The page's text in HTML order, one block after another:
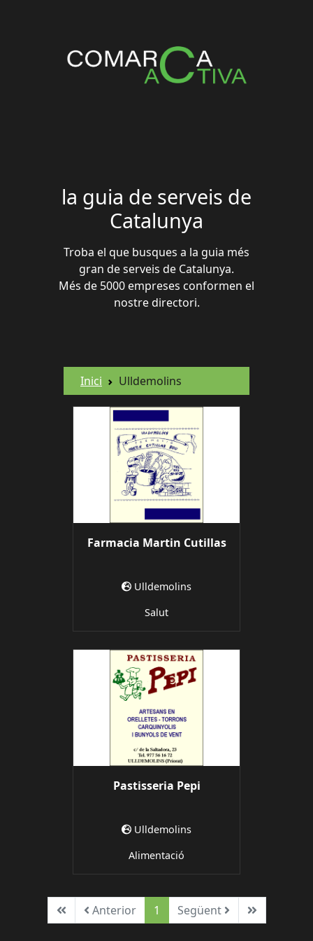
la guia de serveis de
Catalunya
Troba el que busques a la guia més
gran de serveis de Catalunya.
Més de 5000 empreses conformen el
nostre directori.
Inici Ulldemolins
Farmacia Martin Cutillas
Ulldemolins
Salut
Pastisseria Pepi
Ulldemolins
Alimentació
PrimeraAnteriorAnterior
1 Següent SegüentUltima